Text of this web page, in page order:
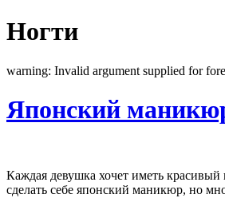
Ногти
warning: Invalid argument supplied for
Японский
Каждая девушка хочет иметь
сделать себе японский маникюр, но